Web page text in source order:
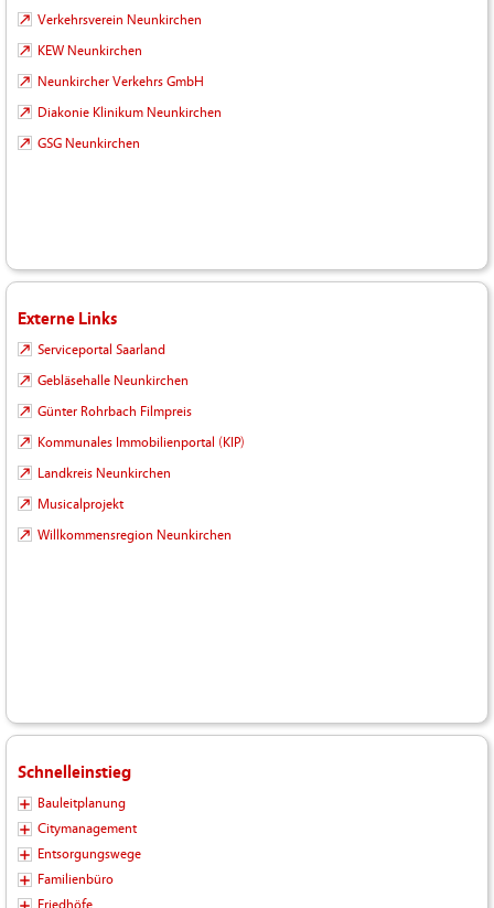
Verkehrsverein Neunkirchen
KEW Neunkirchen
Neunkircher Verkehrs GmbH
Diakonie Klinikum Neunkirchen
GSG Neunkirchen
Externe Links
Serviceportal Saarland
Gebläsehalle Neunkirchen
Günter Rohrbach Filmpreis
Kommunales Immobilienportal (KIP)
Landkreis Neunkirchen
Musicalprojekt
Willkommensregion Neunkirchen
Schnelleinstieg
Bauleitplanung
Citymanagement
Entsorgungswege
Familienbüro
Friedhöfe